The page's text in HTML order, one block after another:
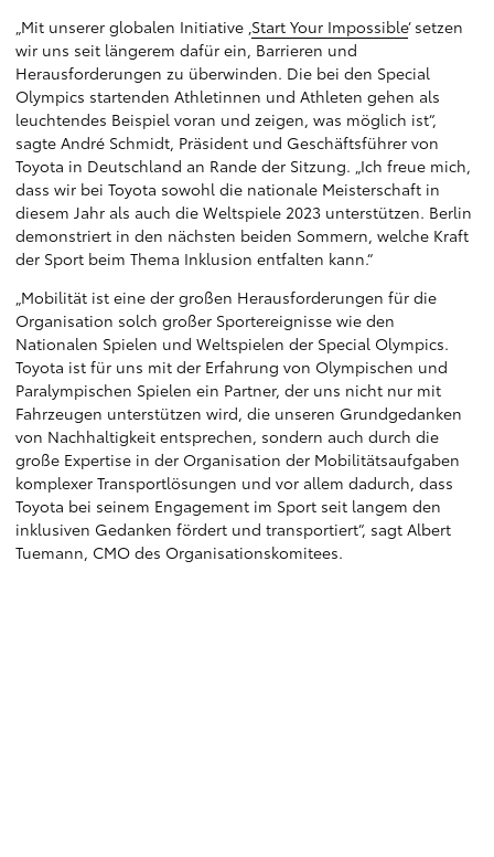
„Mit unserer globalen Initiative ‚Start Your Impossible‘ setzen
wir uns seit längerem dafür ein, Barrieren und
Herausforderungen zu überwinden. Die bei den Special
Olympics startenden Athletinnen und Athleten gehen als
leuchtendes Beispiel voran und zeigen, was möglich ist“,
sagte André Schmidt, Präsident und Geschäftsführer von
Toyota in Deutschland an Rande der Sitzung. „Ich freue mich,
dass wir bei Toyota sowohl die nationale Meisterschaft in
diesem Jahr als auch die Weltspiele 2023 unterstützen. Berlin
demonstriert in den nächsten beiden Sommern, welche Kraft
der Sport beim Thema Inklusion entfalten kann.“
„Mobilität ist eine der großen Herausforderungen für die
Organisation solch großer Sportereignisse wie den
Nationalen Spielen und Weltspielen der Special Olympics.
Toyota ist für uns mit der Erfahrung von Olympischen und
Paralympischen Spielen ein Partner, der uns nicht nur mit
Fahrzeugen unterstützen wird, die unseren Grundgedanken
von Nachhaltigkeit entsprechen, sondern auch durch die
große Expertise in der Organisation der Mobilitätsaufgaben
komplexer Transportlösungen und vor allem dadurch, dass
Toyota bei seinem Engagement im Sport seit langem den
inklusiven Gedanken fördert und transportiert“, sagt Albert
Tuemann, CMO des Organisationskomitees.